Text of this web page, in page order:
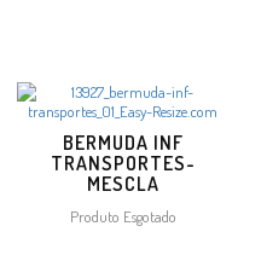
BERMUDA INF
TRANSPORTES-
MESCLA
Produto Esgotado